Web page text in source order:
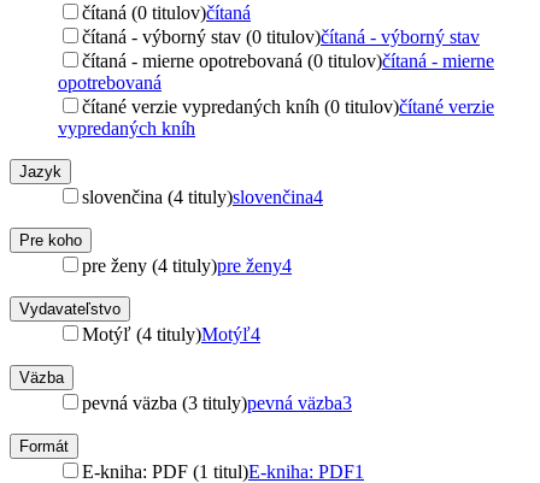
čítaná (0 titulov)čítaná
čítaná - výborný stav (0 titulov)čítaná - výborný stav
čítaná - mierne opotrebovaná (0 titulov)čítaná - mierne
opotrebovaná
čítané verzie vypredaných kníh (0 titulov)čítané verzie
vypredaných kníh
Jazyk
slovenčina (4 tituly)slovenčina4
Pre koho
pre ženy (4 tituly)pre ženy4
Vydavateľstvo
Motýľ (4 tituly)Motýľ4
Väzba
pevná väzba (3 tituly)pevná väzba3
Formát
E-kniha: PDF (1 titul)E-kniha: PDF1